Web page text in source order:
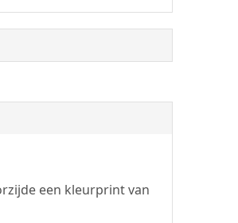
een kleurprint van